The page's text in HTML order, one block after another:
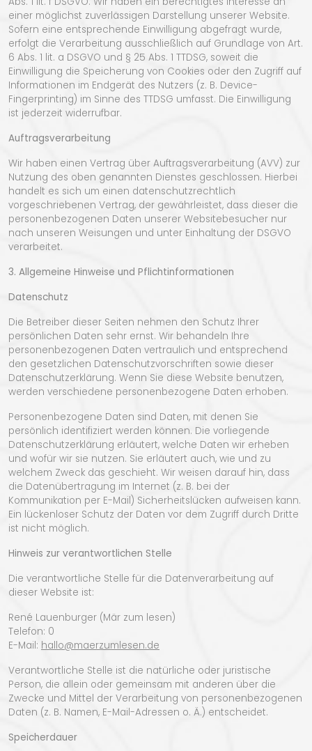
einer möglichst zuverlässigen Darstellung unserer Website.
Sofern eine entsprechende Einwilligung abgefragt wurde,
erfolgt die Verarbeitung ausschließlich auf Grundlage von Art.
6 Abs. 1 lit. a DSGVO und § 25 Abs. 1 TTDSG, soweit die
Einwilligung die Speicherung von Cookies oder den Zugriff auf
Informationen im Endgerät des Nutzers (z. B. Device-
Fingerprinting) im Sinne des TTDSG umfasst. Die Einwilligung
ist jederzeit widerrufbar.
Auftragsverarbeitung
Wir haben einen Vertrag über Auftragsverarbeitung (AVV) zur
Nutzung des oben genannten Dienstes geschlossen. Hierbei
handelt es sich um einen datenschutzrechtlich
vorgeschriebenen Vertrag, der gewährleistet, dass dieser die
personenbezogenen Daten unserer Websitebesucher nur
nach unseren Weisungen und unter Einhaltung der DSGVO
verarbeitet.
3. Allgemeine Hinweise und Pflichtinformationen
Datenschutz
Die Betreiber dieser Seiten nehmen den Schutz Ihrer
persönlichen Daten sehr ernst. Wir behandeln Ihre
personenbezogenen Daten vertraulich und entsprechend
den gesetzlichen Datenschutzvorschriften sowie dieser
Datenschutzerklärung. Wenn Sie diese Website benutzen,
werden verschiedene personenbezogene Daten erhoben.
Personenbezogene Daten sind Daten, mit denen Sie
persönlich identifiziert werden können. Die vorliegende
Datenschutzerklärung erläutert, welche Daten wir erheben
und wofür wir sie nutzen. Sie erläutert auch, wie und zu
welchem Zweck das geschieht. Wir weisen darauf hin, dass
die Datenübertragung im Internet (z. B. bei der
Kommunikation per E-Mail) Sicherheitslücken aufweisen kann.
Ein lückenloser Schutz der Daten vor dem Zugriff durch Dritte
ist nicht möglich.
Hinweis zur verantwortlichen Stelle
Die verantwortliche Stelle für die Datenverarbeitung auf
dieser Website ist:
René Lauenburger (Mär zum lesen)
Telefon: 0
E-Mail: hallo@maerzumlesen.de
Verantwortliche Stelle ist die natürliche oder juristische
Person, die allein oder gemeinsam mit anderen über die
Zwecke und Mittel der Verarbeitung von personenbezogenen
Daten (z. B. Namen, E-Mail-Adressen o. Ä.) entscheidet.
Speicherdauer